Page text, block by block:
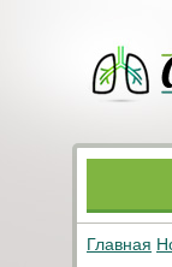
Главная